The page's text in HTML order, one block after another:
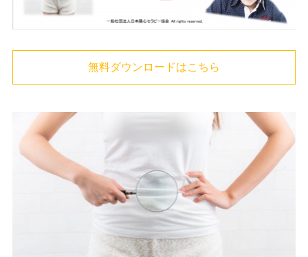
無料ダウンロードはこちら